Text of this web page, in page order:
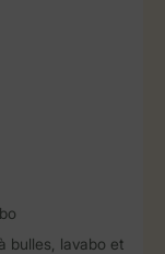
bulles, lavabo et